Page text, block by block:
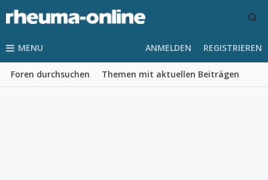
MENU
Foren durchsuchen Themen mit aktuellen Beiträgen
ANMELDEN REGISTRIEREN